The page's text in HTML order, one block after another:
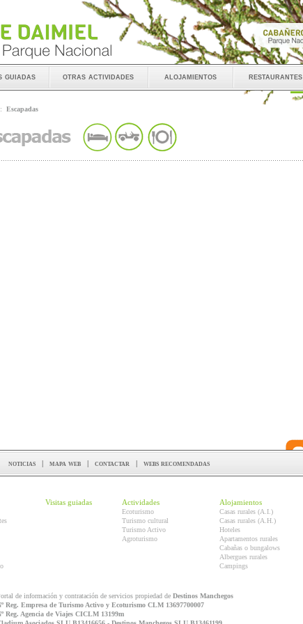
guiadas otras actividades alojamientos restaurantes
Escapadas
noticias | mapa web | contactar | webs recomendadas
Visitas guiadas Actividades
Ecoturismo
Turismo cultural
Turismo Activo
Agroturismo
Alojamientos
Casas rurales (A.I.)
Casas rurales (A.H.)
Hoteles
Apartamentos rurales
Cabañas o bungalows
Albergues rurales
Campings
de información y contratación de servicios propiedad de Destinos Manchegos
Reg. Empresa de Turismo Activo y Ecoturismo CLM 13697700007
Reg. Agencia de Viajes CICLM 13199m